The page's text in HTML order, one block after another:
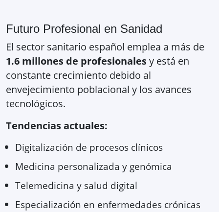
Futuro Profesional en Sanidad
El sector sanitario español emplea a más de
1.6 millones de profesionalesy está en
constante crecimiento debido al
envejecimiento poblacional y los avances
tecnológicos.
Tendencias actuales:
Digitalización de procesos clínicos
Medicina personalizada y genómica
Telemedicina y salud digital
Especialización en enfermedades crónicas